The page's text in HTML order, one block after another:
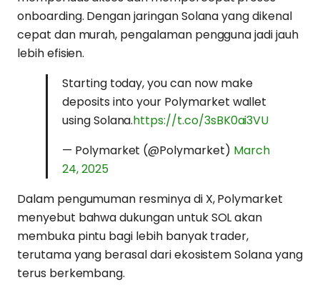
onboarding. Dengan jaringan Solana yang dikenal
cepat dan murah, pengalaman pengguna jadi jauh
lebih efisien.
Starting today, you can now make
deposits into your Polymarket wallet
using Solana.https://t.co/3sBK0ai3VU
— Polymarket (@Polymarket) March
24, 2025
Dalam pengumuman resminya di X, Polymarket
menyebut bahwa dukungan untuk SOL akan
membuka pintu bagi lebih banyak trader,
terutama yang berasal dari ekosistem Solana yang
terus berkembang.